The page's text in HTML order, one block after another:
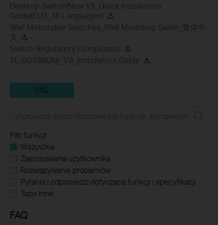
Desktop Switch(New VI)_Quick Installation
Guide(EU2_18 Languages)
Wall Mountable Switches_Wall Mounting Guide_繁体中
文
Switch Regulatory Compliance
TL-SG108(UN)_V9_Installation Guide
FAQ
Filtr funkcji:
Wszystkie
Zastosowania użytkownika
Rozwiązywanie problemów
Pytania i odpowiedzi dotyczące funkcji i specyfikacji
Tapo Inne
FAQ